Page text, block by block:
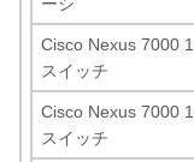
Cisco Nexus 7000
スイッチ
Cisco Nexus 7000
スイッチ